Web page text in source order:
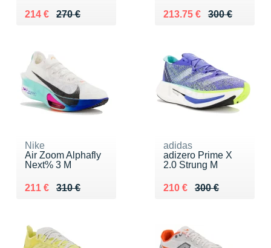
270 €
Au lieu de 270 €
214 €
Vendu 214 € 300 €
Au lieu de 300 €
213.75 €
Vendu 213.75 €
Nike
Air Zoom Alphafly
Next% 3 M
310 €
Au lieu de 310 €
211 €
Vendu 211 €
adidas
adizero Prime X
2.0 Strung M
300 €
Au lieu de 300 €
210 €
Vendu 210 €